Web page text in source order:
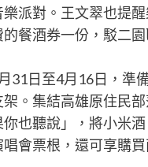
派對。王文翠也提
餐酒券一份，駁二
31日至4月16日，準
。集結高雄原住民
也聽說」，將小米
會票根，還可享購